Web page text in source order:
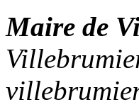
Maire de